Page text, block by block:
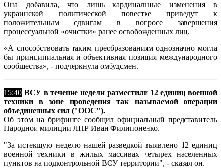
Она добавила, что лишь кардинальные изменения в
украинской политической повестке приведут к
положительным сдвигам в вопросе завершения
процессуальной «очистки» ранее освобожденных лиц.
«А способствовать таким преобразованиям однозначно могла
бы принципиальная и объективная позиция международного
сообщества», - подчеркнула омбудсмен.
15:40 ВСУ в течение недели разместили 12 единиц военной
техники в зоне проведения так называемой операции
объединенных сил ("ООС").
Об этом на брифинге сообщил официальный представитель
Народной милиции ЛНР Иван Филипоненко.
"За истекшую неделю нашей разведкой выявлено 12 единиц
военной техники в жилых массивах четырех населенных
пунктов на подконтрольной ВСУ территории", - сказал он.